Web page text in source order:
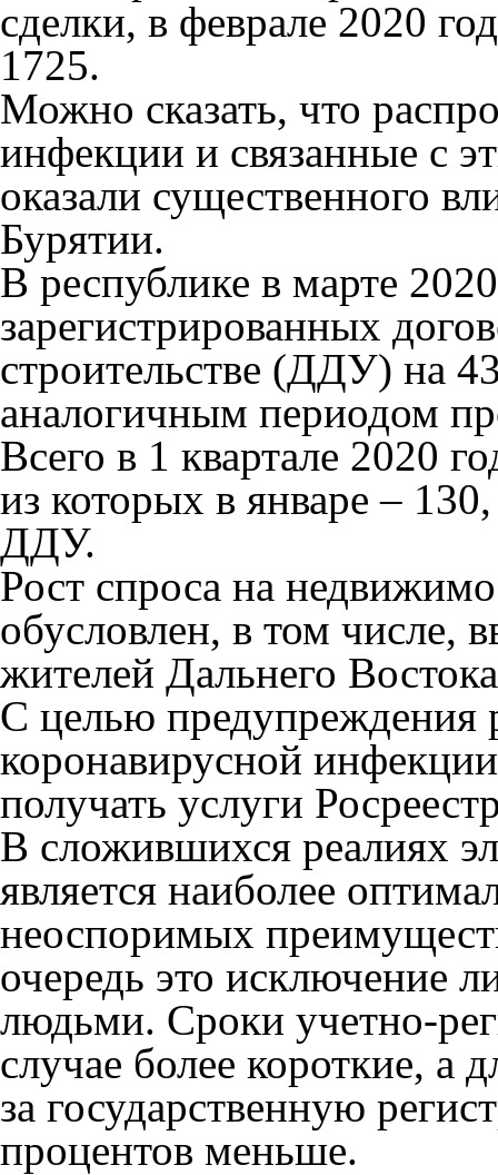
сделки, в феврале 2020
1725.
Можно сказать, что
инфекции и связанные с
оказали существенного
Бурятии.
В республике в марте
зарегистрированных
строительстве (ДДУ) на
аналогичным периодом
Всего в 1 квартале 2020
из которых в январе –
ДДУ.
Рост спроса на
обусловлен, в том числе,
жителей Дальнего
С целью предупреждения
коронавирусной
получать услуги
В сложившихся реалиях
является наиболее
неоспоримых
очередь это исключение
людьми. Сроки учетно-
случае более короткие, а
за государственную
процентов меньше.